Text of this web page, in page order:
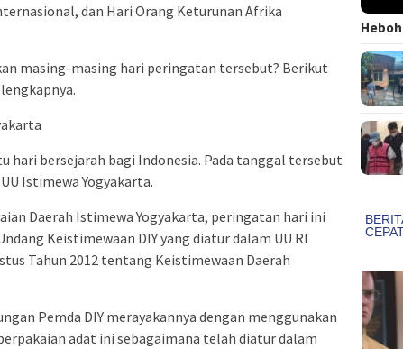
dan Hari Orang Keturunan Afrika
masing-masing hari peringatan tersebut? Berikut
hari bersejarah bagi Indonesia. Pada tanggal tersebut
Istimewa Yogyakarta.
Daerah Istimewa Yogyakarta, peringatan hari ini
Keistimewaan DIY yang diatur dalam UU RI
Tahun 2012 tentang Keistimewaan Daerah
Pemda DIY merayakannya dengan menggunakan
adat ini sebagaimana telah diatur dalam